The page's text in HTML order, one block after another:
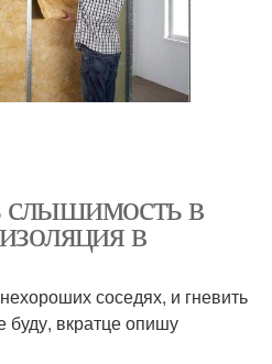
в
в
соседях, и гневить
буду, вкратце опишу